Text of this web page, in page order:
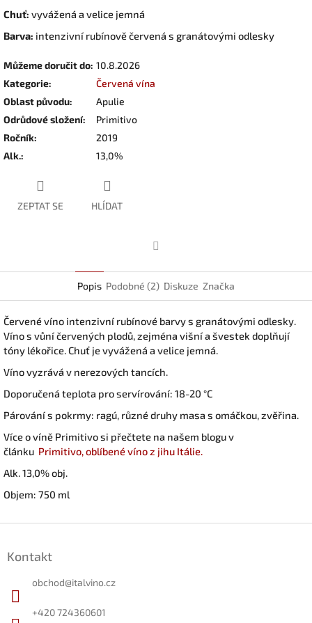
Chuť: vyvážená a velice jemná
Barva: intenzivní rubínově červená s granátovými odlesky
Můžeme doručit do: 10.8.2026
Kategorie:
Červená vína
Oblast původu:
Apulie
Odrůdové složení:
Primitivo
Ročník:
2019
Alk.: 13,0%
ZEPTAT SE HLÍDAT
Popis Podobné (2) Diskuze Značka
Červené víno intenzivní rubínové barvy s granátovými odlesky.
Víno s vůní červených plodů, zejména višní a švestek doplňují
tóny lékořice. Chuť je vyvážená a velice jemná.
Víno vyzrává v nerezových tancích.
Doporučená teplota pro servírování: 18-20 °C
Párování s pokrmy: ragú, různé druhy masa s omáčkou, zvěřina.
Více o víně Primitivo si přečtete na našem blogu v
článku Primitivo, oblíbené víno z jihu Itálie.
Alk. 13,0% obj.
Objem: 750 ml
Kontakt
obchod@italvino.cz
+420 724360601